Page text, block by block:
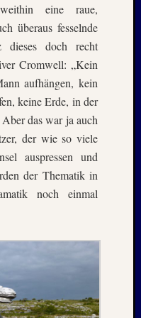
eine raue,
überaus fesselnde
doch recht
Cromwell: „Kein
aufhängen, kein
keine Erde, in der
das war ja auch
der wie so viele
auspressen und
der Thematik in
noch einmal